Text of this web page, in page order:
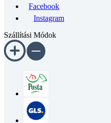
Facebook
Instagram
Szállítási Módok